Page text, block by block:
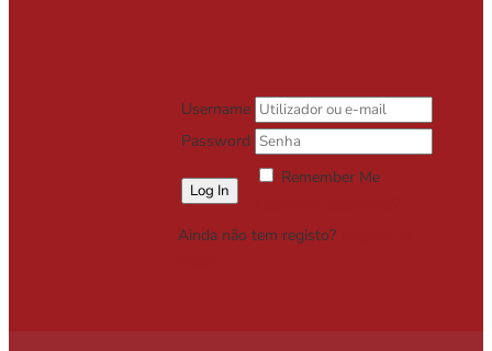
Username
Password
Remember Me
Ainda não tem registo?